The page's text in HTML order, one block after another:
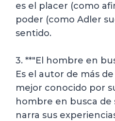
es el placer (como
poder (como Adler
sentido.
3. **"El hombre en
Es el autor de más
mejor conocido por
hombre en busca de
narra sus